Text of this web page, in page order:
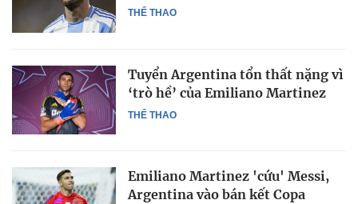
THỂ THAO
THỂ THAO
Tuyển Argentina tổn thất nặng vì
‘trò hề’ của Emiliano Martinez
Emiliano Martinez 'cứu' Messi,
Argentina vào bán kết Copa